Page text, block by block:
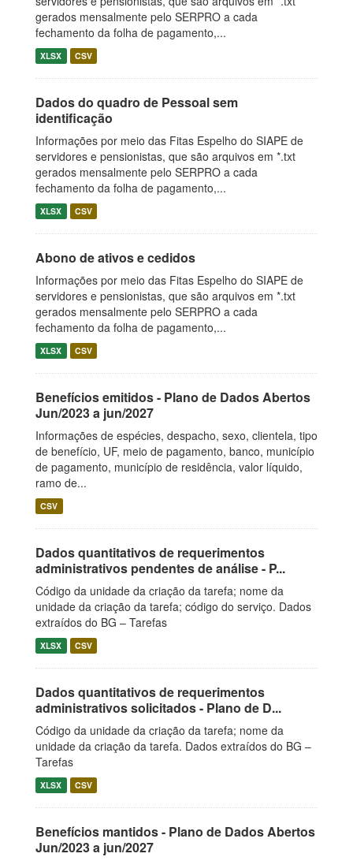
gerados mensalmente pelo SERPRO a cada
fechamento da folha de pagamento,...
XLSX CSV
Dados do quadro de Pessoal sem
identificação
Informações por meio das Fitas Espelho do SIAPE de
servidores e pensionistas, que são arquivos em *.txt
gerados mensalmente pelo SERPRO a cada
fechamento da folha de pagamento,...
XLSX CSV
Abono de ativos e cedidos
Informações por meio das Fitas Espelho do SIAPE de
servidores e pensionistas, que são arquivos em *.txt
gerados mensalmente pelo SERPRO a cada
fechamento da folha de pagamento,...
XLSX CSV
Benefícios emitidos - Plano de Dados Abertos
Jun/2023 a jun/2027
Informações de espécies, despacho, sexo, clientela, tipo
de benefício, UF, meio de pagamento, banco, município
de pagamento, município de residência, valor líquido,
ramo de...
CSV
Dados quantitativos de requerimentos
administrativos pendentes de análise - P...
Código da unidade da criação da tarefa; nome da
unidade da criação da tarefa; código do serviço. Dados
extraídos do BG – Tarefas
XLSX CSV
Dados quantitativos de requerimentos
administrativos solicitados - Plano de D...
Código da unidade da criação da tarefa; nome da
unidade da criação da tarefa. Dados extraídos do BG –
Tarefas
XLSX CSV
Benefícios mantidos - Plano de Dados Abertos
Jun/2023 a jun/2027